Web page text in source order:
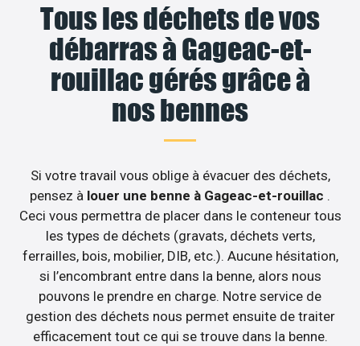
Tous les déchets de vos
débarras à Gageac-et-
rouillac gérés grâce à
nos bennes
Si votre travail vous oblige à évacuer des déchets,
pensez à louer une benne à Gageac-et-rouillac .
Ceci vous permettra de placer dans le conteneur tous
les types de déchets (gravats, déchets verts,
ferrailles, bois, mobilier, DIB, etc.). Aucune hésitation,
si l’encombrant entre dans la benne, alors nous
pouvons le prendre en charge. Notre service de
gestion des déchets nous permet ensuite de traiter
efficacement tout ce qui se trouve dans la benne.